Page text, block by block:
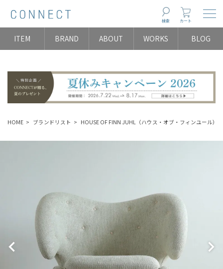
検索 カート
ITEM BRAND ABOUT WORKS BLOG
HOME ブランドリスト HOUSE OF FINN JUHL（ハウス・オブ・フィンユール）